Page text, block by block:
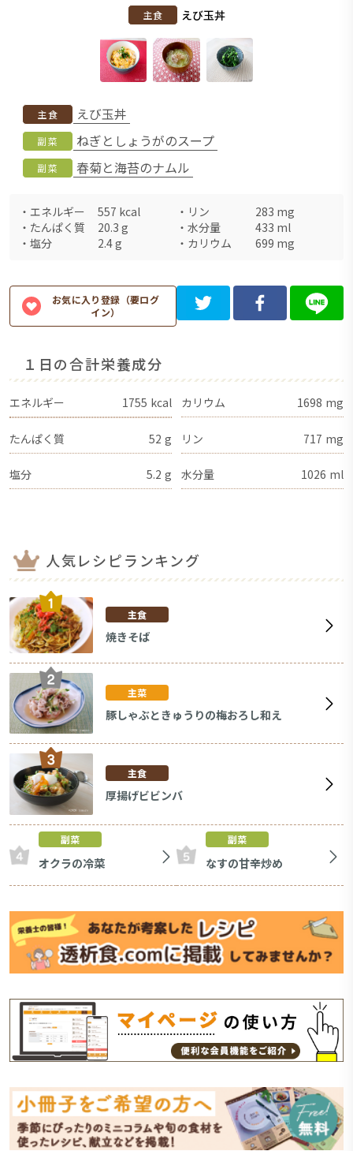
主食 えび玉丼
主食 えび玉丼
副菜 ねぎとしょうがのスープ
副菜 春菊と海苔のナムル
・ エネルギー 557 kcal ・ リン 283 mg
・ たんぱく質 20.3 g ・ 水分量 433 ml
・ 塩分 2.4g ・ カリウム 699 mg
お気に入り登録（要ログ
イン）
１日の合計栄養成分
エネルギー 1755 kcal カリウム 1698 mg
たんぱく質 52 g リン 717 mg
塩分 5.2 g 水分量 1026 ml
人気レシピランキング
主食
焼きそば
主菜
豚しゃぶときゅうりの梅おろし和え
主食
厚揚げビビンバ
副菜
オクラの冷菜
副菜
なすの甘辛炒め